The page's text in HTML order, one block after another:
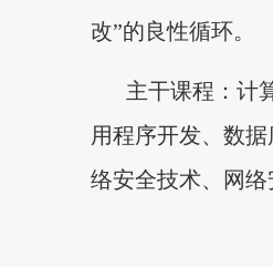
改”的良性循环。
主干课程：计
用程序开发、数
络安全技术、网络